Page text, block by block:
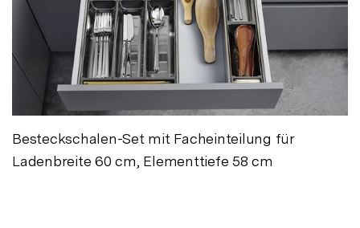
Besteckschalen-Set mit Facheinteilung für
Ladenbreite 60 cm, Elementtiefe 58 cm